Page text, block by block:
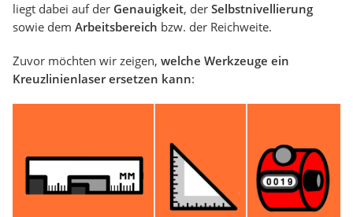
liegt dabei auf der Genauigkeit, der Selbstnivellierung
sowie dem Arbeitsbereich bzw. der Reichweite.
Zuvor möchten wir zeigen, welche Werkzeuge ein
Kreuzlinienlaser ersetzen kann: